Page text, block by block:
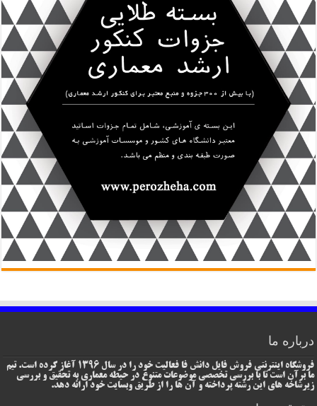
درباره ما
فروشگاه اینترنتی فروش فایل دانش فا فعالیت خود را در سال 1396 آغاز کرده است. تیم
ما برآن است تا با بررسی تخصصی موضوعات متنوع در حیطه معماری به تحقیق و بررسی
زیرشاخه های این رشته پرداخته و آن ها را از طریق وبسایت خود ارائه دهد.